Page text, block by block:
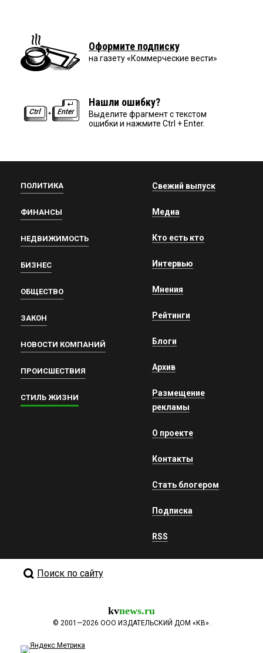
Оформите подписку
на газету «Коммерческие вести»
Нашли ошибку?
Выделите фрагмент с текстом
ошибки и нажмите Ctrl + Enter.
ПОЛИТИКА
ФИНАНСЫ
НЕДВИЖИМОСТЬ
БИЗНЕС
ОБЩЕСТВО
ЗАКОН
НОВОСТИ КОМПАНИЙ
ПРОИСШЕСТВИЯ
СТИЛЬ ЖИЗНИ
Свежий выпуск
Медиа
Кто есть кто
Интервью
Мнения
Рейтинги
Блоги
Архив
Размещение
рекламы
О проекте
Контакты
Стать блогером
Подписка
RSS
Поиск по сайту
kvnews.ru
© 2001—2026 ООО ИЗДАТЕЛЬСКИЙ ДОМ «КВ».